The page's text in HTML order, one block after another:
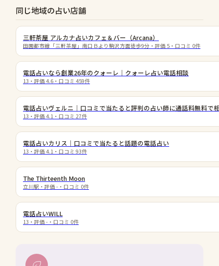
同じ地域の占い店舗
三軒茶屋 アルカナ占いカフェ＆バー（Arcana）
田園都市線「三軒茶屋」南口Ｂより駒沢方面徒歩9分 ・評価 5 ・口コミ 0件
電話占いなら創業26年のクォーレ｜クォーレ占い電話相談
13 ・評価 4.6 ・口コミ 459件
電話占いヴェルニ｜口コミで当たると評判の占い師に通話料無料で
13 ・評価 4.1 ・口コミ 27件
電話占いカリス｜口コミで当たると話題の電話占い
13 ・評価 4.1 ・口コミ 93件
The Thirteenth Moon
立川駅 ・評価 - ・口コミ 0件
電話占いWILL
13 ・評価 - ・口コミ 0件